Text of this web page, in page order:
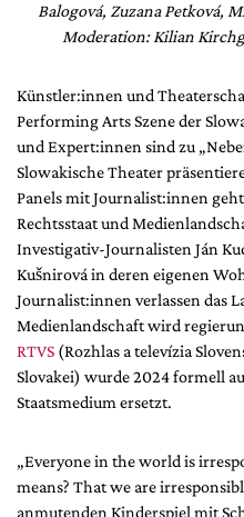
Balogová, Zuzana Petková,
Moderation: Kilian
Künstler:innen und
Performing Arts Szene der
und Expert:innen sind zu
Slowakische Theater
Panels mit Journalist:innen
Rechtsstaat und
Investigativ-Journalisten Ján
Kušnirová in deren eigenen
Journalist:innen verlassen das
Medienlandschaft wird
RTVS (Rozhlas a televízia
Slovakei) wurde 2024 formell
Staatsmedium ersetzt.
„Everyone in the world is
means? That we are
anmutenden Kinderspiel mit